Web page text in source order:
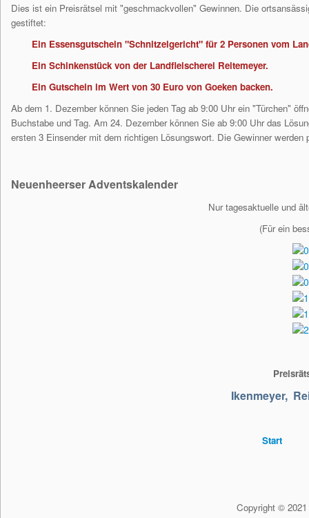
Dies ist ein Preisrätsel mit "geschmackvollen" Gewinnen. Die
gestiftet:
Ein Essensgutschein "Schnitzelgericht" für 2 Personen vom
Ein Schinkenstück von der Landfleischerei Reitemeyer.
Ein Gutschein im Wert von 30 Euro von Goeken backen.
Ab dem 1. Dezember können Sie jeden Tag ab 9:00 Uhr ein "Türchen"
Buchstabe und Tag. Am 24. Dezember können Sie ab 9:00 Uhr das
ersten 3 Einsender mit dem richtigen Lösungswort. Die Gewinner werden
Neuenheerser Adventskalender
Nur tagesaktuelle und
(Für ein
Ikenmeyer,
Start
Copyright ©